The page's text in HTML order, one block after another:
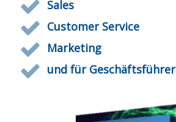
Sales
Customer Service
Marketing
und für Geschäftsführer